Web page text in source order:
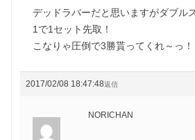
デッドラバーだと思いますがダブル
1で1セット先取！
こなりゃ圧倒で3勝貰ってくれ～っ！
2017/02/08 18:47:48返信
NORICHAN